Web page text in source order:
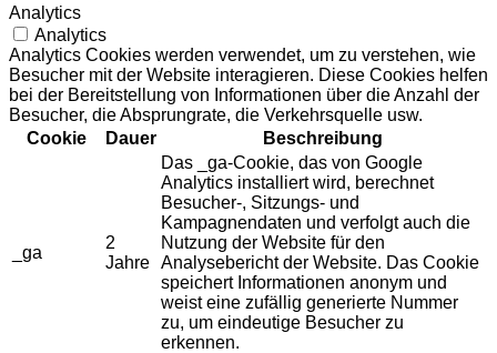
Analytics
Analytics
Analytics Cookies werden verwendet, um zu verstehen, wie
Besucher mit der Website interagieren. Diese Cookies helfen
bei der Bereitstellung von Informationen über die Anzahl der
Besucher, die Absprungrate, die Verkehrsquelle usw.
Cookie
Dauer Beschreibung
_ga
2
Jahre
Das _ga-Cookie, das von Google
Analytics installiert wird, berechnet
Besucher-, Sitzungs- und
Kampagnendaten und verfolgt auch die
Nutzung der Website für den
Analysebericht der Website. Das Cookie
speichert Informationen anonym und
weist eine zufällig generierte Nummer
zu, um eindeutige Besucher zu
erkennen.